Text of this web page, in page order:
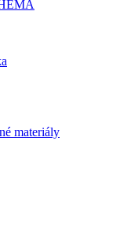
materiály